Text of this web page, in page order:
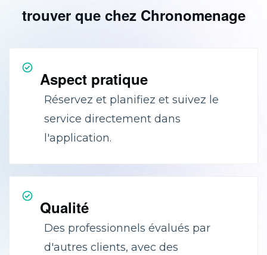
trouver que chez Chronomenage
Aspect pratique
Réservez et planifiez et suivez le
service directement dans
l'application.
Qualité
Des professionnels évalués par
d'autres clients, avec des